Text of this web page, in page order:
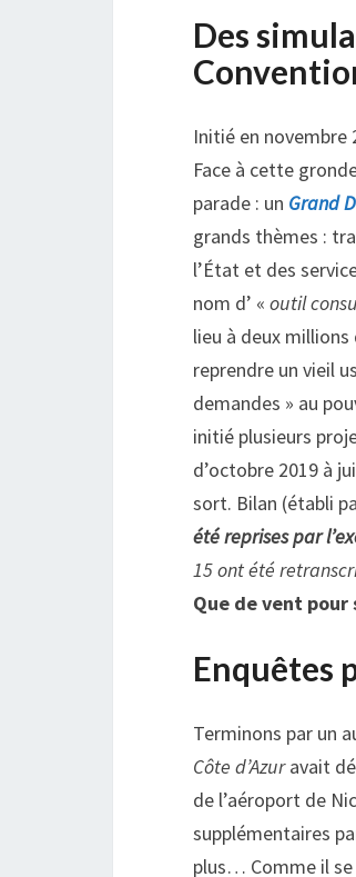
Des
Initié en novembre
Face à cette
parade : un Grand
grands thèmes :
l’État et des
nom d’ « outil
lieu à deux
reprendre un vieil
demandes » au
initié plusieurs
d’octobre 2019 à
sort. Bilan (établi
été reprises par
15 ont été
Que de vent
Enquêtes
Terminons par un
Côte d’Azuravait
de l’aéroport de
supplémentaires
plus… Comme il se